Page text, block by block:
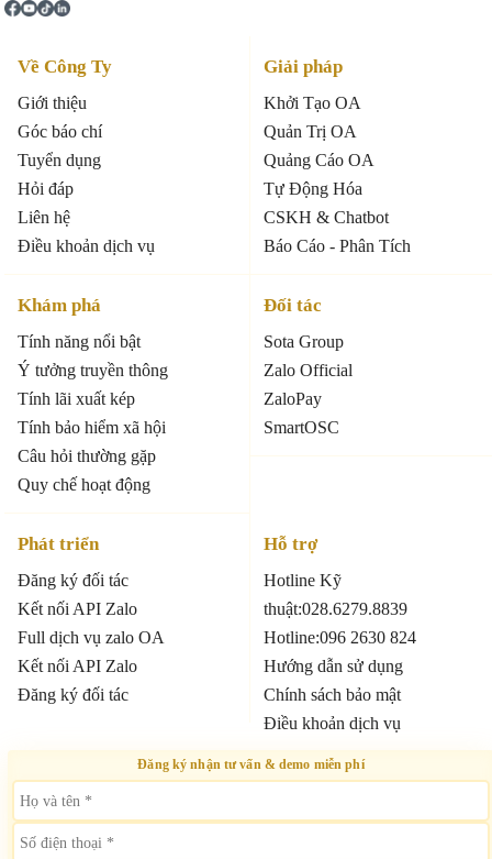
Về Công Ty
Giới thiệu
Góc báo chí
Tuyển dụng
Hỏi đáp
Liên hệ
Điều khoản dịch vụ
Giải pháp
Khởi Tạo OA
Quản Trị OA
Quảng Cáo OA
Tự Động Hóa
CSKH & Chatbot
Báo Cáo - Phân Tích
Khám phá
Tính năng nổi bật
Ý tưởng truyền thông
Tính lãi xuất kép
Tính bảo hiểm xã hội
Câu hỏi thường gặp
Quy chế hoạt động
Đối tác
Sota Group
Zalo Official
ZaloPay
SmartOSC
Phát triển
Đăng ký đối tác
Kết nối API Zalo
Full dịch vụ zalo OA
Kết nối API Zalo
Đăng ký đối tác
Hỗ trợ
Hotline Kỹ
thuật:028.6279.8839
Hotline:096 2630 824
Hướng dẫn sử dụng
Chính sách bảo mật
Điều khoản dịch vụ
Đăng ký nhận tư vấn & demo miễn phí